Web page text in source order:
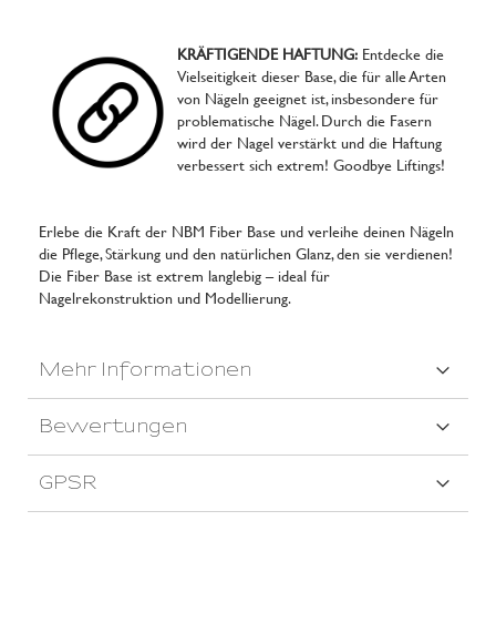
KRÄFTIGENDE HAFTUNG: Entdecke die
Vielseitigkeit dieser Base, die für alle Arten
von Nägeln geeignet ist, insbesondere für
problematische Nägel. Durch die Fasern
wird der Nagel verstärkt und die Haftung
verbessert sich extrem! Goodbye Liftings!
Erlebe die Kraft der NBM Fiber Base und verleihe deinen Nägeln
die Pflege, Stärkung und den natürlichen Glanz, den sie verdienen!
Die Fiber Base ist extrem langlebig – ideal für
Nagelrekonstruktion und Modellierung.
Mehr Informationen
Bewertungen
GPSR